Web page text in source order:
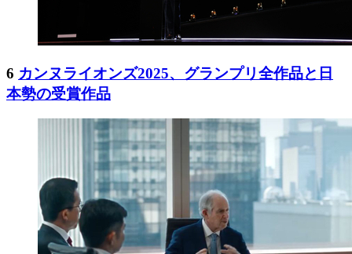
6 カンヌライオンズ2025、グランプリ全作品と日
本勢の受賞作品